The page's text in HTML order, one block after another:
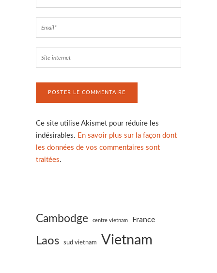
Ce site utilise Akismet pour réduire les
indésirables. En savoir plus sur la façon dont
les données de vos commentaires sont
traitées.
Cambodge centre vietnam France
Laos sud vietnam Vietnam